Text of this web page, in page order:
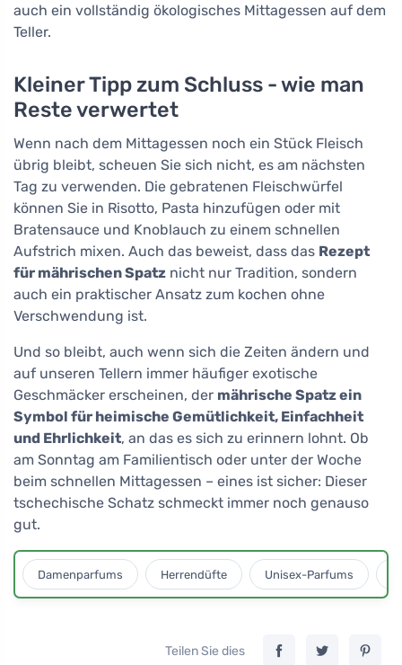
auch ein vollständig ökologisches Mittagessen auf dem
Teller.
Kleiner Tipp zum Schluss - wie man
Reste verwertet
Wenn nach dem Mittagessen noch ein Stück Fleisch
übrig bleibt, scheuen Sie sich nicht, es am nächsten
Tag zu verwenden. Die gebratenen Fleischwürfel
können Sie in Risotto, Pasta hinzufügen oder mit
Bratensauce und Knoblauch zu einem schnellen
Aufstrich mixen. Auch das beweist, dass das Rezept
für mährischen Spatz nicht nur Tradition, sondern
auch ein praktischer Ansatz zum kochen ohne
Verschwendung ist.
Und so bleibt, auch wenn sich die Zeiten ändern und
auf unseren Tellern immer häufiger exotische
Geschmäcker erscheinen, der mährische Spatz ein
Symbol für heimische Gemütlichkeit, Einfachheit
und Ehrlichkeit, an das es sich zu erinnern lohnt. Ob
am Sonntag am Familientisch oder unter der Woche
beim schnellen Mittagessen – eines ist sicher: Dieser
tschechische Schatz schmeckt immer noch genauso
gut.
Damenparfums Herrendüfte Unisex-Parfums
Teilen Sie dies